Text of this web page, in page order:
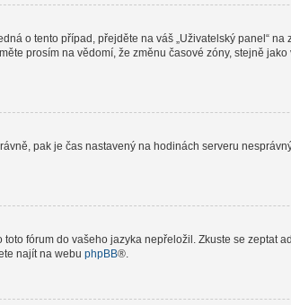
o tento případ, přejděte na váš „Uživatelský panel“ na
prosím na vědomí, že změnu časové zóny, stejně
pak je čas nastavený na hodinách serveru
fórum do vašeho jazyka nepřeložil. Zkuste se zeptat
najít na webu phpBB®.